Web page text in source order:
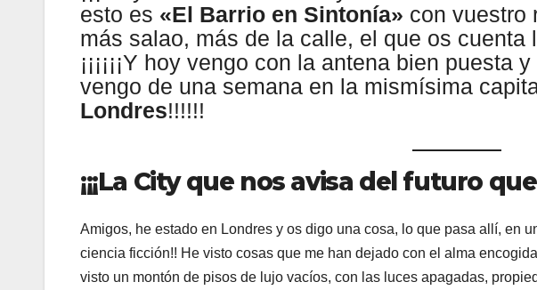
esto es «El Barrio en Sintonía» con vuestro
más salao, más de la calle, el que os cuenta
¡¡¡¡¡¡Y hoy vengo con la antena bien
vengo de una semana en la mismísima
Londres!!!!!!
¡¡¡La City que nos avisa del futuro
Amigos, he estado en Londres y os digo una cosa, lo que pasa allí, en
ciencia ficción!! He visto cosas que me han dejado con el alma
visto un montón de pisos de lujo vacíos, con las luces apagadas,